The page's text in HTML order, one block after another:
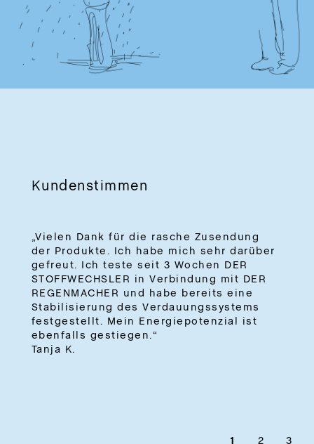
Kundenstimmen
„Vielen Dank für die rasche Zusendung
der Produkte. Ich habe mich sehr darüber
gefreut. Ich teste seit 3 Wochen DER
STOFFWECHSLER in Verbindung mit DER
REGENMACHER und habe bereits eine
Stabilisierung des Verdauungssystems
festgestellt. Mein Energiepotenzial ist
ebenfalls gestiegen.“
Tanja K.
1 2 3